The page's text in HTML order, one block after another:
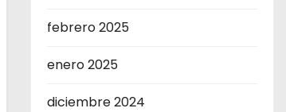
febrero 2025
enero 2025
diciembre 2024